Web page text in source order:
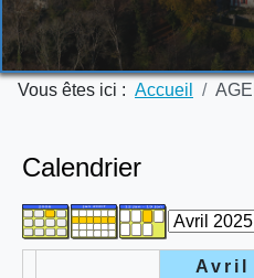
Vous êtes ici : Accueil
Calendrier
Avril